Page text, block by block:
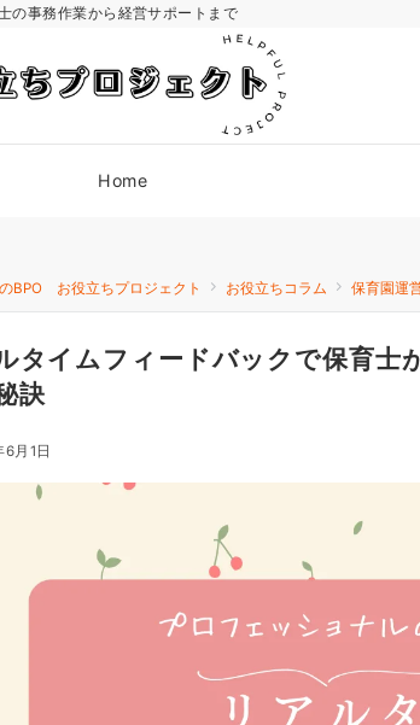
の事務作業から経営サポートまで
Home
BPO お役立ちプロジェクト お役立ちコラム 保育園運
タイムフィードバックで保育士
訣
月1日